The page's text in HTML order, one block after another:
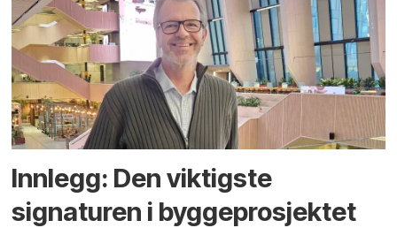
Innlegg: Den viktigste
signaturen i bygge­­prosjektet